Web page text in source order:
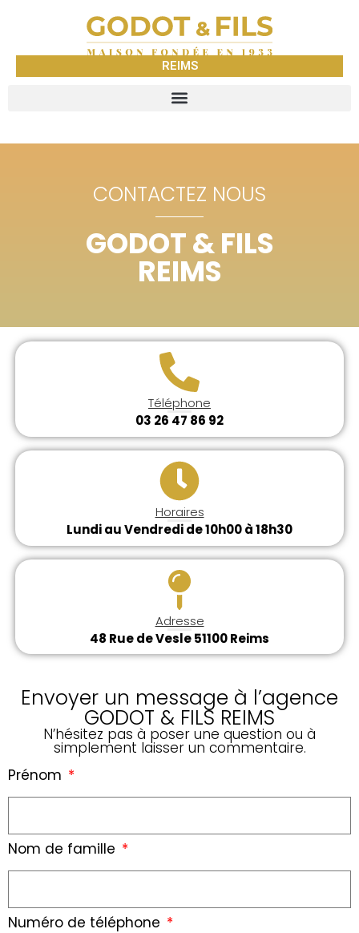
REIMS
CONTACTEZ NOUS
GODOT & FILS
REIMS
Téléphone
03 26 47 86 92
Horaires
Lundi au Vendredi de 10h00 à 18h30
Adresse
48 Rue de Vesle 51100 Reims
Envoyer un message à l’agence
GODOT & FILS REIMS
N’hésitez pas à poser une question ou à
simplement laisser un commentaire.
Prénom
Nom de famille
Numéro de téléphone